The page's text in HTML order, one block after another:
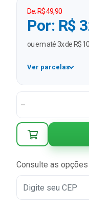
De: R$ 49,90
Por: R$
ou em até 3x de R$
Ver parcelas
1x
3x
Consulte as